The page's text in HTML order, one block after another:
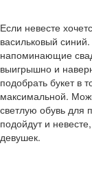
Если невесте
васильковый
напоминающие
выигрышно и
подобрать букет в
максимальной.
светлую обувь для
подойдут и
девушек.